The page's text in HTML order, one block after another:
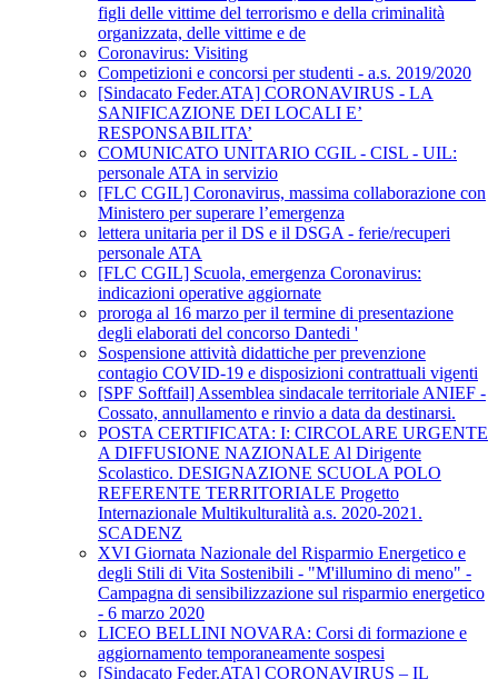
figli delle vittime del terrorismo e della criminalità
organizzata, delle vittime e de
Coronavirus: Visiting
Competizioni e concorsi per studenti - a.s. 2019/2020
[Sindacato Feder.ATA] CORONAVIRUS - LA
SANIFICAZIONE DEI LOCALI E’
RESPONSABILITA’
COMUNICATO UNITARIO CGIL - CISL - UIL:
personale ATA in servizio
[FLC CGIL] Coronavirus, massima collaborazione con
Ministero per superare l’emergenza
lettera unitaria per il DS e il DSGA - ferie/recuperi
personale ATA
[FLC CGIL] Scuola, emergenza Coronavirus:
indicazioni operative aggiornate
proroga al 16 marzo per il termine di presentazione
degli elaborati del concorso Dantedi '
Sospensione attività didattiche per prevenzione
contagio COVID-19 e disposizioni contrattuali vigenti
[SPF Softfail] Assemblea sindacale territoriale ANIEF -
Cossato, annullamento e rinvio a data da destinarsi.
POSTA CERTIFICATA: I: CIRCOLARE URGENTE
A DIFFUSIONE NAZIONALE Al Dirigente
Scolastico. DESIGNAZIONE SCUOLA POLO
REFERENTE TERRITORIALE Progetto
Internazionale Multikulturalità a.s. 2020-2021.
SCADENZ
XVI Giornata Nazionale del Risparmio Energetico e
degli Stili di Vita Sostenibili - "M'illumino di meno" -
Campagna di sensibilizzazione sul risparmio energetico
- 6 marzo 2020
LICEO BELLINI NOVARA: Corsi di formazione e
aggiornamento temporaneamente sospesi
[Sindacato Feder.ATA] CORONAVIRUS – IL